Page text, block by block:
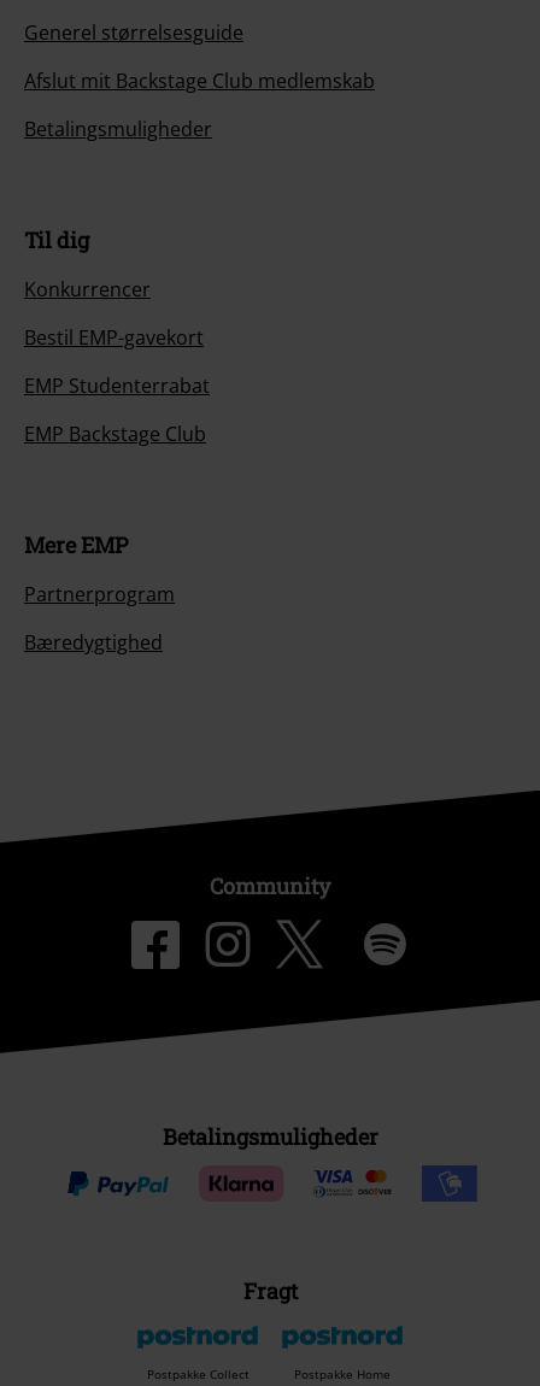
Generel størrelsesguide
Afslut mit Backstage Club medlemskab
Betalingsmuligheder
Til dig
Konkurrencer
Bestil EMP-gavekort
EMP Studenterrabat
EMP Backstage Club
Mere EMP
Partnerprogram
Bæredygtighed
Community
Betalingsmuligheder
Fragt
Postpakke Collect Postpakke Home